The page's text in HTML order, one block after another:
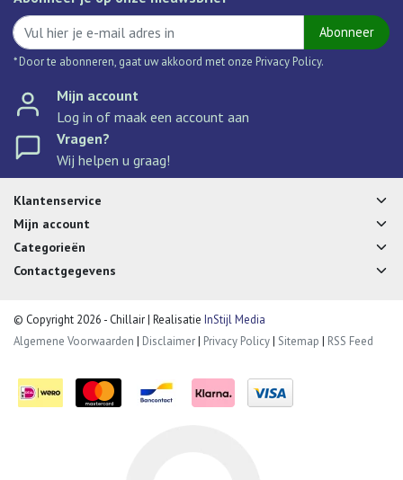
Abonneer
* Door te abonneren, gaat uw akkoord met onze Privacy Policy.
Mijn account
Log in of maak een account aan
Vragen?
Wij helpen u graag!
Klantenservice
Mijn account
Categorieën
Contactgegevens
© Copyright 2026 - Chillair | Realisatie InStijl Media
Algemene Voorwaarden | Disclaimer| Privacy Policy| Sitemap | RSS Feed